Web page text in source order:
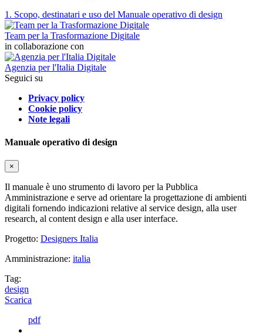
1. Scopo, destinatari e uso del Manuale operativo di design
Team per la Trasformazione Digitale
in collaborazione con
Agenzia per l'Italia Digitale
Seguici su
Privacy policy
Cookie policy
Note legali
Manuale operativo di design
×
Il manuale è uno strumento di lavoro per la Pubblica
Amministrazione e serve ad orientare la progettazione di ambienti
digitali fornendo indicazioni relative al service design, alla user
research, al content design e alla user interface.
Progetto: Designers Italia
Amministrazione: italia
Tag:
design
Scarica
pdf